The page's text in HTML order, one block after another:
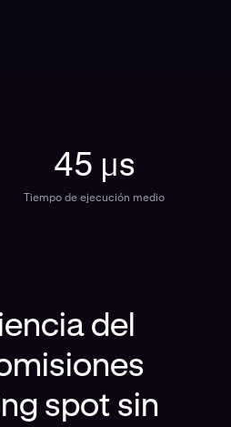
45 µs
Tiempo de ejecución medio
del
spot sin